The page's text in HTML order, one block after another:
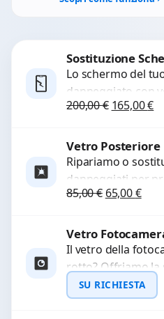
Sostituzione
Lo schermo del
danneggiato con
macchie, schermo
200,00€ Il prezzo
165,00€Il
Vetro Posteriore
Ripariamo o
danneggiati per
dispositivo e
qualità...
85,00€ Il prezzo
65,00€Il
Vetro
Il vetro della
rotto? Offriamo la
ricambi di alta
mesi....
SU RICHIESTA